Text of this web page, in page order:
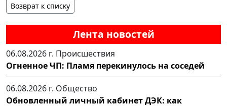
Лента новостей
06.08.2026 г. Происшествия
Огненное ЧП: Пламя перекинулось на соседей
06.08.2026 г. Общество
Обновленный личный кабинет ДЭК: как
Возврат к списку